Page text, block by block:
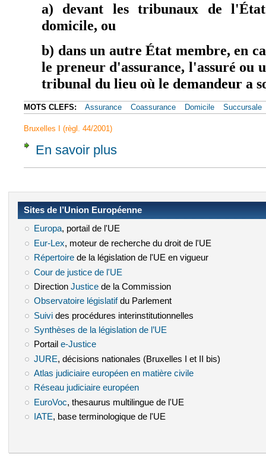
a) devant les tribunaux de
domicile, ou
b) dans un autre État membre, en
le preneur d'assurance, l'assuré ou
tribunal du lieu où le demandeur a
MOTS CLEFS: Assurance Coassurance Domicile Succursale
Bruxelles I (règl. 44/2001)
En savoir plus
Sites de l’Union Européenne
Europa(le lien est externe)
, portail de l'UE
Eur-Lex (le lien est externe)
, moteur de recherche du droit de l'UE
Répertoire(le lien est externe)
de la législation de l'UE en vigueur
Cour de justice de l'UE
Direction Justice(le lien est externe)
de la Commission
Observatoire législatif(le lien est externe)
du Parlement
Suivi(le lien est externe)
des procédures interinstitutionnelles
Synthèses de la législation de l’UE
Portail e-Justice(le lien est externe)
JURE (le lien est externe)
, décisions nationales (Bruxelles I et II bis)
Atlas judiciaire européen en matière civile(le lien est externe)
Réseau judiciaire européen(le lien est externe)
EuroVoc (le lien est externe)
, thesaurus multilingue de l'UE
IATE(le lien est externe)
, base terminologique de l'UE